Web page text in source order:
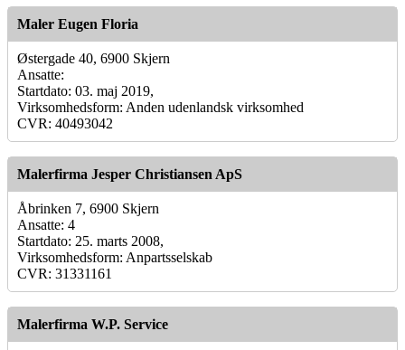
Maler Eugen Floria
Østergade 40, 6900 Skjern
Ansatte:
Startdato: 03. maj 2019,
Virksomhedsform: Anden udenlandsk virksomhed
CVR: 40493042
Malerfirma Jesper Christiansen ApS
Åbrinken 7, 6900 Skjern
Ansatte: 4
Startdato: 25. marts 2008,
Virksomhedsform: Anpartsselskab
CVR: 31331161
Malerfirma W.P. Service